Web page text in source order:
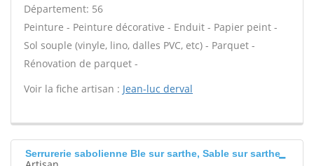
Département: 56
Peinture - Peinture décorative - Enduit - Papier peint -
Sol souple (vinyle, lino, dalles PVC, etc) - Parquet -
Rénovation de parquet -
Voir la fiche artisan : Jean-luc derval
Serrurerie sabolienne Ble sur sarthe, Sable sur sarthe